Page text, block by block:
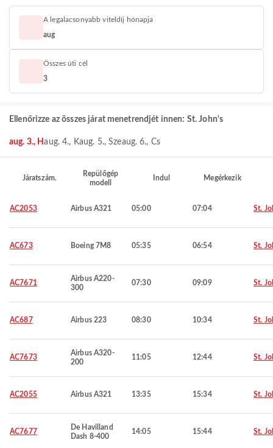
A legalacsonyabb viteldíj hónapja
aug
Összes úti cél
3
Ellenőrizze az összes járat menetrendjét innen: St. John's
aug. 3., Haug. 4., Kaug. 5., Szeaug. 6., Cs
Járatszám.
Repülőgép
modell
Indul Megérkezik
AC2053 Airbus A321 05:00 07:04 St.
AC673 Boeing 7M8 05:35 06:54 St.
AC7671
Airbus A220-
300
07:30 09:09 St.
AC687 Airbus 223 08:30 10:34 St.
AC7673
Airbus A320-
200
11:05 12:44 St.
AC2055 Airbus A321 13:35 15:34 St.
AC7677
De Havilland
Dash 8-400
14:05 15:44 St.